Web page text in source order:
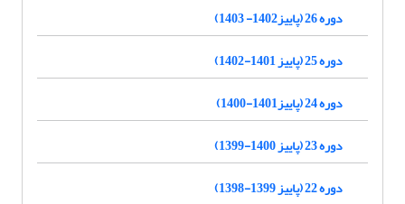
دوره 26 (پاییز1402- 1403)
دوره 25 (پاییز 1401-1402)
دوره 24 (پاییز1401-1400)
دوره 23 (پاییز 1400-1399)
دوره 22 (پاییز 1399-1398)